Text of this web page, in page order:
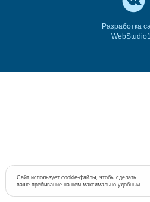
Разработка
Сайт использует cookie-файлы, чтобы сделать
ваше пребывание на нем максимально удобным